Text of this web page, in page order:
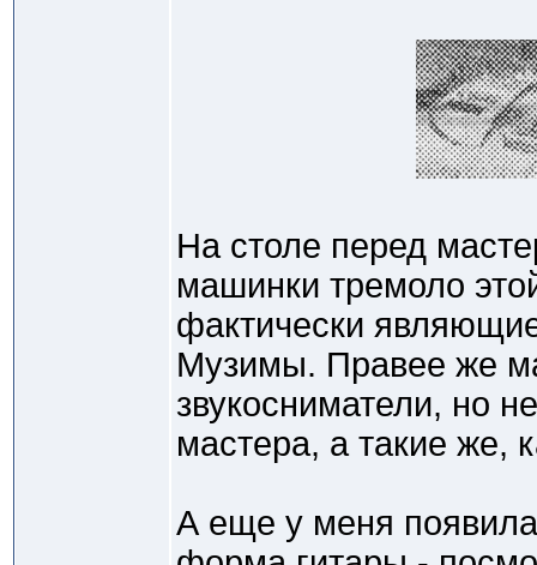
На столе перед
машинки тремоло
фактически
Музимы. Правее же
звукосниматели, но
мастера, а такие же,
А еще у меня